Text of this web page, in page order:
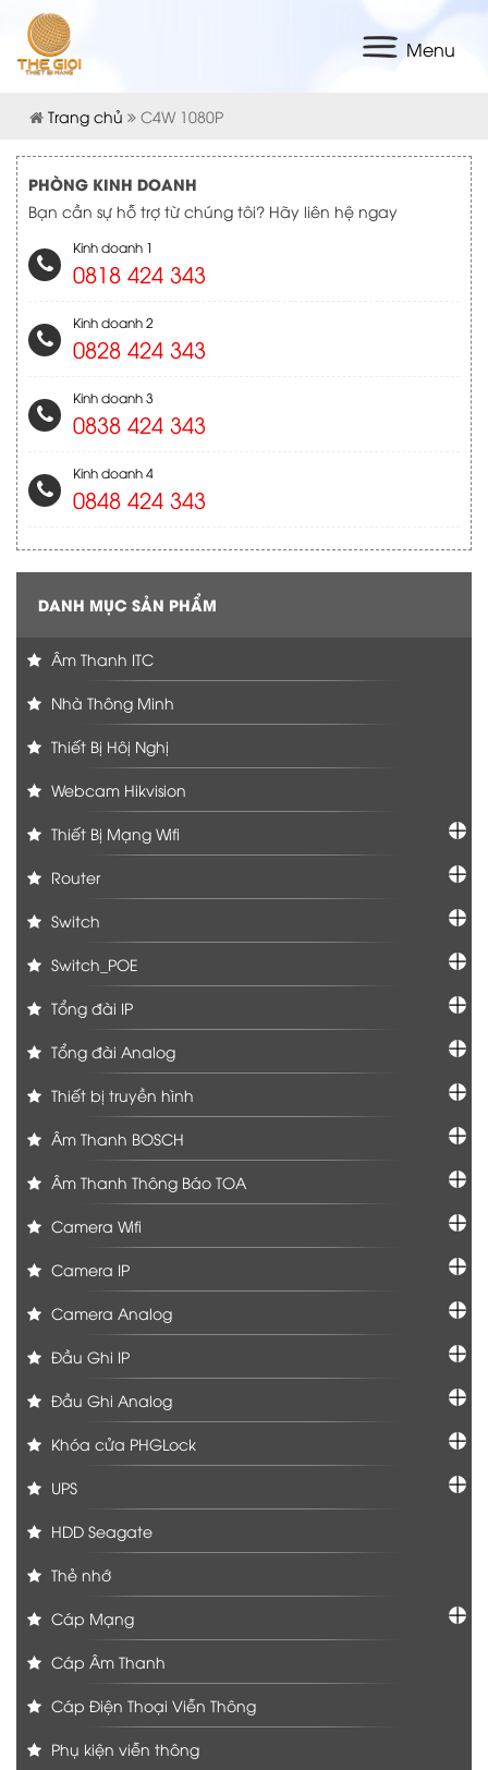
Menu
Trang chủ C4W 1080P
PHÒNG KINH DOANH
Bạn cần sự hỗ trợ từ chúng tôi? Hãy liên hệ ngay
Kinh doanh 1
0818 424 343
Kinh doanh 2
0828 424 343
Kinh doanh 3
0838 424 343
Kinh doanh 4
0848 424 343
DANH MỤC SẢN PHẨM
Âm Thanh ITC
Nhà Thông Minh
Thiết Bị Hôị Nghị
Webcam Hikvision
Thiết Bị Mạng Wifi
Router
Switch
Switch_POE
Tổng đài IP
Tổng đài Analog
Thiết bị truyền hình
Âm Thanh BOSCH
Âm Thanh Thông Báo TOA
Camera Wifi
Camera IP
Camera Analog
Đầu Ghi IP
Đầu Ghi Analog
Khóa cửa PHGLock
UPS
HDD Seagate
Thẻ nhớ
Cáp Mạng
Cáp Âm Thanh
Cáp Điện Thoại Viễn Thông
Phụ kiện viễn thông